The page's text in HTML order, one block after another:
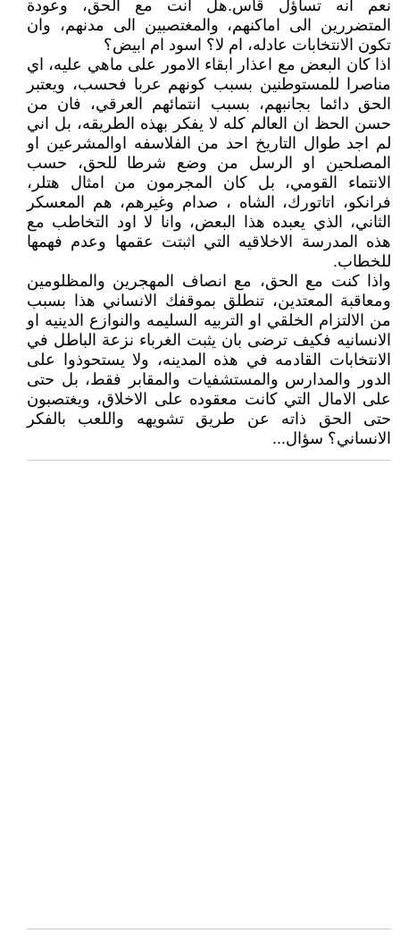
نعم انه تساؤل قاس.هل انت مع الحق، وعودة
المتضررين الى اماكنهم، والمغتصبين الى مدنهم، وان
تكون الانتخابات عادله، ام لا؟ اسود ام ابيض؟
اذا كان البعض مع اعذار ابقاء الامور على ماهي عليه، اي
مناصرا للمستوطنين بسبب كونهم عربا فحسب، ويعتبر
الحق دائما بجانبهم، بسبب انتمائهم العرقي، فان من
حسن الحظ ان العالم كله لا يفكر بهذه الطريقه، بل اني
لم اجد طوال التاريخ احد من الفلاسفه اوالمشرعين او
المصلحين او الرسل من وضع شرطا للحق، حسب
الانتماء القومي، بل كان المجرمون من امثال هتلر،
فرانكو، اتاتورك، الشاه ، صدام وغيرهم، هم المعسكر
الثاني، الذي يعبده هذا البعض، وانا لا اود التخاطب مع
هذه المدرسة الاخلاقيه التي اثبتت عقمها وعدم فهمها
للخطاب.
واذا كنت مع الحق، مع انصاف المهجرين والمظلومين
ومعاقبة المعتدين، تنطلق بموقفك الانساني هذا بسبب
من الالتزام الخلقي او التربيه السليمه والنوازع الدينيه او
الانسانيه فكيف ترضى بان يثبت الغرباء نزعة الباطل في
الانتخابات القادمه في هذه المدينه، ولا يستحوذوا على
الدور والمدارس والمستشفيات والمقابر فقط، بل حتى
على الامال التي كانت معقوده على الاخلاق، ويغتصبون
حتى الحق ذاته عن طريق تشويهه واللعب بالفكر
الانساني؟ سؤال...